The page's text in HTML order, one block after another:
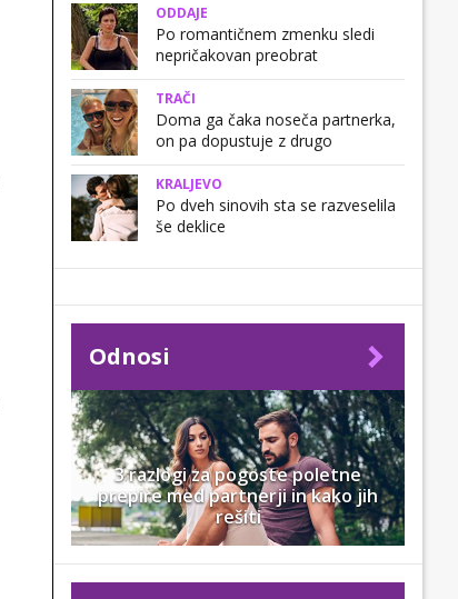
ODDAJE
Po romantičnem zmenku sledi
nepričakovan preobrat
TRAČI
Doma ga čaka noseča partnerka,
on pa dopustuje z drugo
KRALJEVO
Po dveh sinovih sta se razveselila
še deklice
Odnosi
3 razlogi za pogoste poletne
prepire med partnerji in kako jih
rešiti